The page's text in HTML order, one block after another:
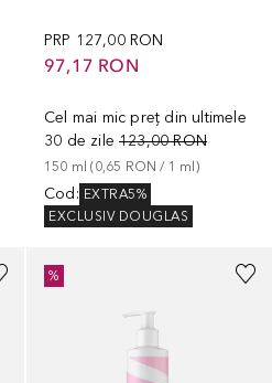
PRP 127,00 RON
97,17 RON
Cel mai mic preț din ultimele
30 de zile 123,00 RON
150 ml (0,65 RON / 1 ml )
Cod : EXTRA5%
EXCLUSIV DOUGLAS
%